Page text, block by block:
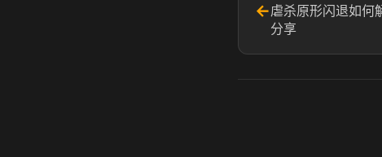
←虐杀原形闪退如何
分享